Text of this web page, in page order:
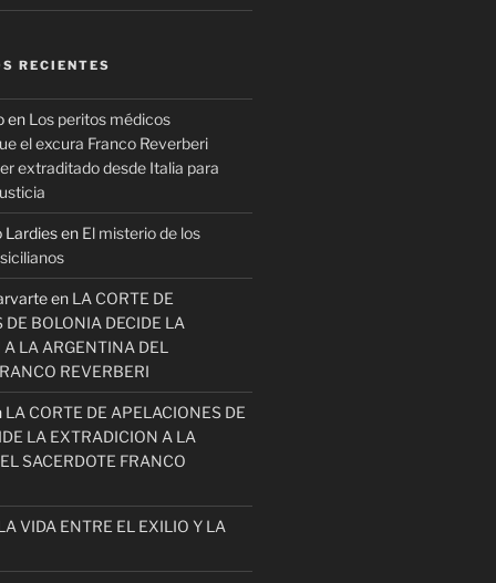
RECIENTES
en Los peritos médicos
el excura Franco Reverberi
extraditado desde Italia para
Lardiesen El misterio de los
en LA CORTE DE
DE BOLONIA DECIDE LA
LA ARGENTINA DEL
REVERBERI
LA CORTE DE APELACIONES DE
LA EXTRADICION A LA
SACERDOTE FRANCO
VIDA ENTRE EL EXILIO Y LA